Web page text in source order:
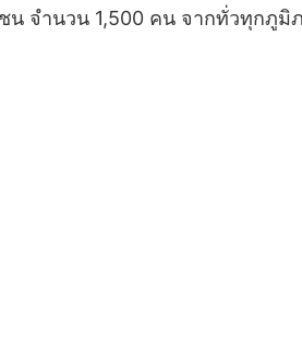
น จำนวน 1,500 คน จากทั่วทุกภูมิ